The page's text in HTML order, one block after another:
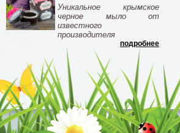
Уникальное крымское
черное мыло от
известного
производителя
подробнее